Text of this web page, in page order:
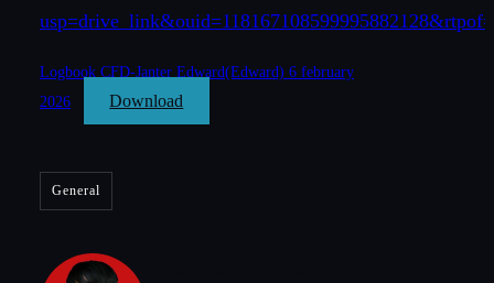
Logbook CFD-Janter Edward(Edward) 6 february
2026
Download
General